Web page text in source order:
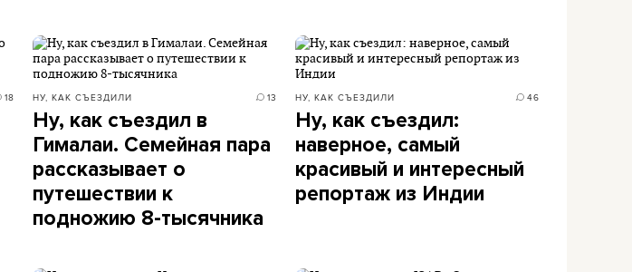
18 НУ, КАК СЪЕЗДИЛИ 13
Ну, как съездил в
Гималаи. Семейная пара
рассказывает о
путешествии к
подножию 8-тысячника
НУ, КАК СЪЕЗДИЛИ 46
Ну, как съездил:
наверное, самый
красивый и интересный
репортаж из Индии